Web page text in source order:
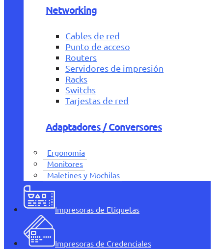
Networking
Cables de red
Punto de acceso
Routers
Servidores de impresión
Racks
Switchs
Tarjestas de red
Adaptadores / Conversores
Ergonomía
Monitores
Maletines y Mochilas
Impresoras de Etiquetas
Impresoras de Credenciales